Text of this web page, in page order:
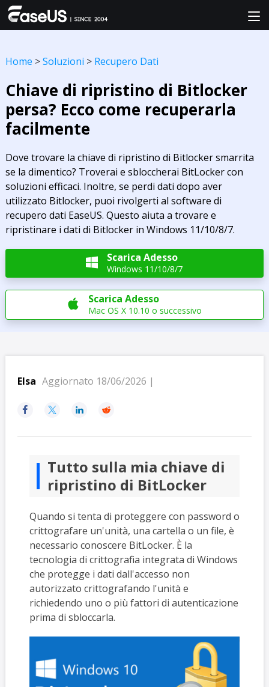
Home >Soluzioni > Recupero Dati
Chiave di ripristino di Bitlocker
persa? Ecco come recuperarla
facilmente
Dove trovare la chiave di ripristino di Bitlocker smarrita
se la dimentico? Troverai e sbloccherai BitLocker con
soluzioni efficaci. Inoltre, se perdi dati dopo aver
utilizzato Bitlocker, puoi rivolgerti al software di
recupero dati EaseUS. Questo aiuta a trovare e
ripristinare i dati di Bitlocker in Windows 11/10/8/7.
 Scarica Adesso
Windows 11/10/8/7
 Scarica Adesso
Mac OS X 10.10 o successivo
Elsa Aggiornato 18/06/2026 |
   
Tutto sulla mia chiave di
ripristino di BitLocker
Quando si tenta di proteggere con password o
crittografare un'unità, una cartella o un file, è
necessario conoscere BitLocker. È la
tecnologia di crittografia integrata di Windows
che protegge i dati dall'accesso non
autorizzato crittografando l'unità e
richiedendo uno o più fattori di autenticazione
prima di sbloccarla.